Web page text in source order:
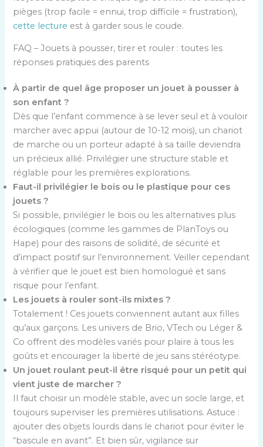
pièges (trop facile = ennui, trop difficile = frustration),
cette lecture est à garder sous le coude.
FAQ – Jouets à pousser, tirer et rouler : toutes les
réponses pratiques des parents
À partir de quel âge proposer un jouet à pousser à
son enfant ?
Dès que l’enfant commence à se lever seul et à vouloir
marcher avec appui (autour de 10-12 mois), un chariot
de marche ou un porteur adapté à sa taille deviendra
un précieux allié. Privilégier une structure stable et
réglable pour les premières explorations.
Faut-il privilégier le bois ou le plastique pour ces
jouets ?
Si possible, privilégier le bois ou les alternatives plus
écologiques (comme les gammes de PlanToys ou
Hape) pour des raisons de solidité, de sécurité et
d’impact positif sur l’environnement. Veiller cependant
à vérifier que le jouet est bien homologué et sans
risque pour l’enfant.
Les jouets à rouler sont-ils mixtes ?
Totalement ! Ces jouets conviennent autant aux filles
qu’aux garçons. Les univers de Brio, VTech ou Léger &
Co offrent des modèles variés pour plaire à tous les
goûts et encourager la liberté de jeu sans stéréotype.
Un jouet roulant peut-il être risqué pour un petit qui
vient juste de marcher ?
Il faut choisir un modèle stable, avec un socle large, et
toujours superviser les premières utilisations. Astuce :
ajouter des objets lourds dans le chariot pour éviter le
“bascule en avant”. Et bien sûr, vigilance sur